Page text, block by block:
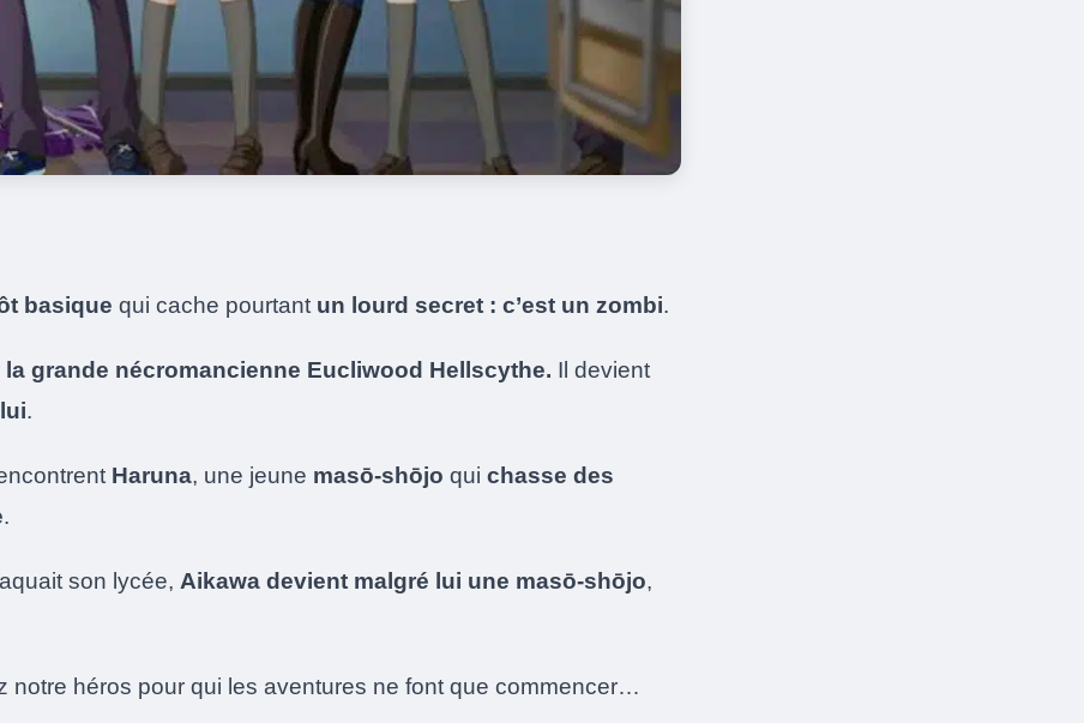
basique qui cache pourtant un lourd secret : c’est un zombi.
la grande nécromancienne Eucliwood Hellscythe. Il devient
.
Haruna, une jeune masō-shōjo qui chasse des
.
son lycée, Aikawa devient malgré lui une masō-shōjo,
notre héros pour qui les aventures ne font que commencer…